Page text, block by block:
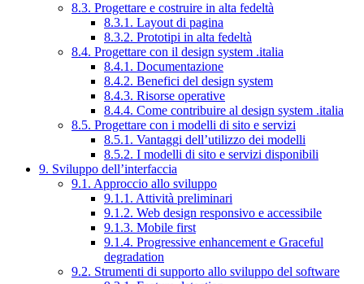
8.3. Progettare e costruire in alta fedeltà
8.3.1. Layout di pagina
8.3.2. Prototipi in alta fedeltà
8.4. Progettare con il design system .italia
8.4.1. Documentazione
8.4.2. Benefici del design system
8.4.3. Risorse operative
8.4.4. Come contribuire al design system .italia
8.5. Progettare con i modelli di sito e servizi
8.5.1. Vantaggi dell’utilizzo dei modelli
8.5.2. I modelli di sito e servizi disponibili
9. Sviluppo dell’interfaccia
9.1. Approccio allo sviluppo
9.1.1. Attività preliminari
9.1.2. Web design responsivo e accessibile
9.1.3. Mobile first
9.1.4. Progressive enhancement e Graceful
degradation
9.2. Strumenti di supporto allo sviluppo del software